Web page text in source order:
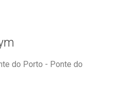
do Porto - Ponte do